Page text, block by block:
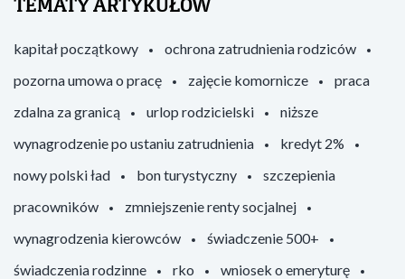
TEMATY ARTYKUŁÓW
kapitał początkowy
ochrona zatrudnienia rodziców
pozorna umowa o pracę
zajęcie komornicze
praca
zdalna za granicą
urlop rodzicielski
niższe
wynagrodzenie po ustaniu zatrudnienia
kredyt 2%
nowy polski ład
bon turystyczny
szczepienia
pracowników
zmniejszenie renty socjalnej
wynagrodzenia kierowców
świadczenie 500+
świadczenia rodzinne
rko
wniosek o emeryturę